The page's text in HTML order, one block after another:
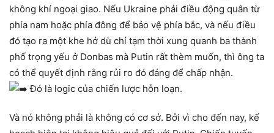
không khí ngoại giao. Nếu Ukraine phải điều động quân từ
phía nam hoặc phía đông để bảo vệ phía bắc, và nếu điều
đó tạo ra một khe hở dù chỉ tạm thời xung quanh ba thành
phố trọng yếu ở Donbas mà Putin rất thèm muốn, thì ông ta
có thể quyết định rằng rủi ro đó đáng để chấp nhận.
Đó là logic của chiến lược hỗn loạn.
Và nó không phải là không có cơ sở. Bởi vì cho đến nay, kế